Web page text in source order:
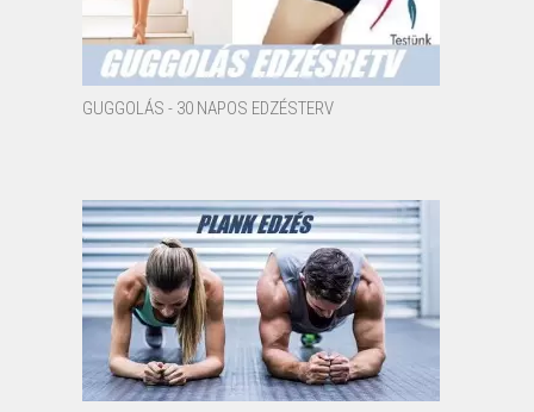
GUGGOLÁS - 30 NAPOS EDZÉSTERV